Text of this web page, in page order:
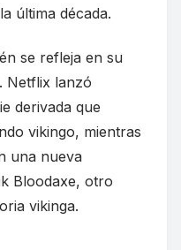
última década.
se refleja en su
Netflix lanzó
derivada que
vikingo, mientras
una nueva
Bloodaxe, otro
vikinga.